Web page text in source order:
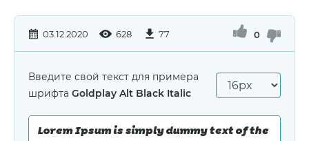
03.12.2020 628 77 0
Введите свой текст для примера
шрифта Goldplay Alt Black Italic